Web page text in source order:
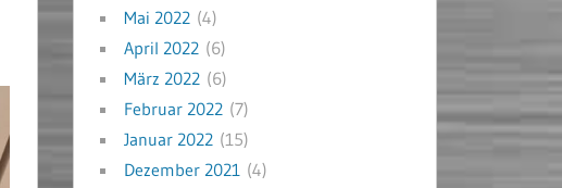
Mai 2022 (4)
April 2022 (6)
März 2022 (6)
Februar 2022 (7)
Januar 2022 (15)
Dezember 2021 (4)